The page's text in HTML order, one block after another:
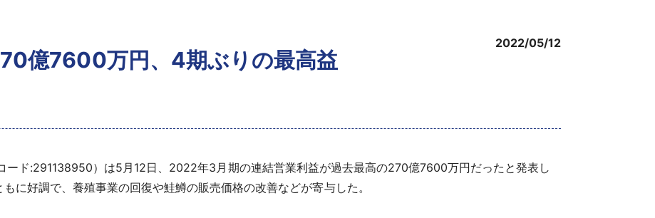
億7600万円、4期ぶりの最高益
2022/05/12
ド:291138950）は5月12日、2022年3月期の連結営業利益が過去最高の270億7600万円だったと発表し
に好調で、養殖事業の回復や鮭鱒の販売価格の改善などが寄与した。